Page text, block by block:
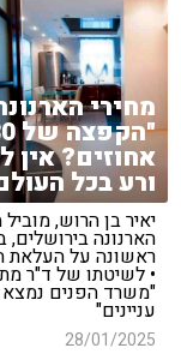
מחירי
אחוזים? אין
ורע בכל
יאיר בן הרוש,
הארנונה בירושלים,
ראשונה על העלאת
• לשיטתו של ד"ר
"משרד הפנים נמצא
עניינים"
28/01/2025